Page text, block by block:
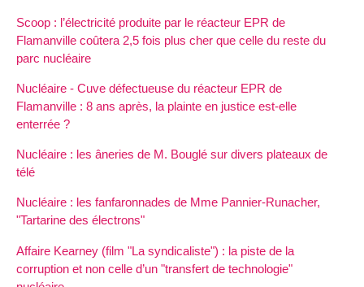
Scoop : l’électricité produite par le réacteur EPR de
Flamanville coûtera 2,5 fois plus cher que celle du reste du
parc nucléaire
Nucléaire - Cuve défectueuse du réacteur EPR de
Flamanville : 8 ans après, la plainte en justice est-elle
enterrée ?
Nucléaire : les âneries de M. Bouglé sur divers plateaux de
télé
Nucléaire : les fanfaronnades de Mme Pannier-Runacher,
"Tartarine des électrons"
Affaire Kearney (film "La syndicaliste") : la piste de la
corruption et non celle d’un "transfert de technologie"